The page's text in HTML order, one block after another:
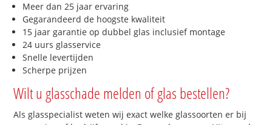
Meer dan 25 jaar ervaring
Gegarandeerd de hoogste kwaliteit
15 jaar garantie op dubbel glas inclusief montage
24 uurs glasservice
Snelle levertijden
Scherpe prijzen
Wilt u glasschade melden of glas bestellen?
Als glasspecialist weten wij exact welke glassoorten er bij